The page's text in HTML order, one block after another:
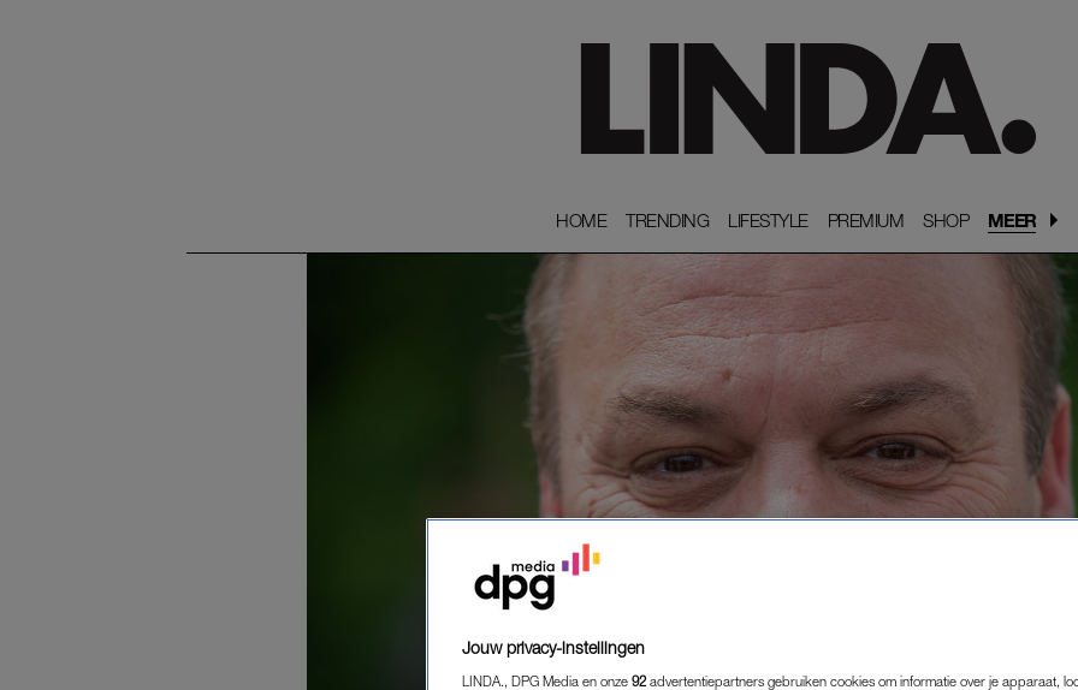
HOME
HOME TRENDING
TRENDING LIFESTYLE
LIFESTYLE PREMIUM
PREMIUM SHOP
SHOP MEER
Jouw privacy-instellingen
LINDA., DPG Media en onze 92 advertentiepartners gebruiken cookies om informatie over je apparaat,